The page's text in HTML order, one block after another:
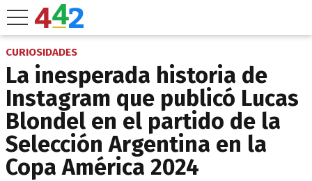
CURIOSIDADES
La inesperada historia de
Instagram que publicó Lucas
Blondel en el partido de la
Selección Argentina en la
Copa América 2024